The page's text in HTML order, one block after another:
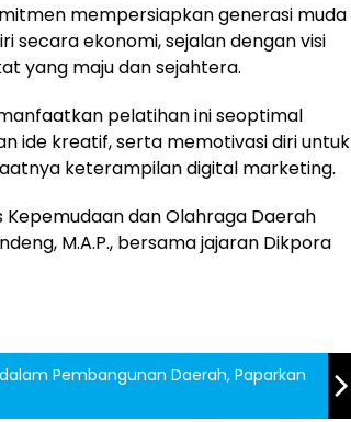
mempersiapkan generasi muda
secara ekonomi, sejalan dengan visi
yang maju dan sejahtera.
pelatihan ini seoptimal
ide kreatif, serta memotivasi diri untuk
keterampilan digital marketing.
dan Olahraga Daerah
M.A.P., bersama jajaran Dikpora
Pembangunan Daerah, Paparkan